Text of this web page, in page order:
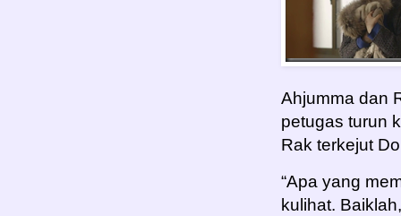
Ahjumma dan
petugas turun
Rak terkejut
“Apa yang
kulihat.